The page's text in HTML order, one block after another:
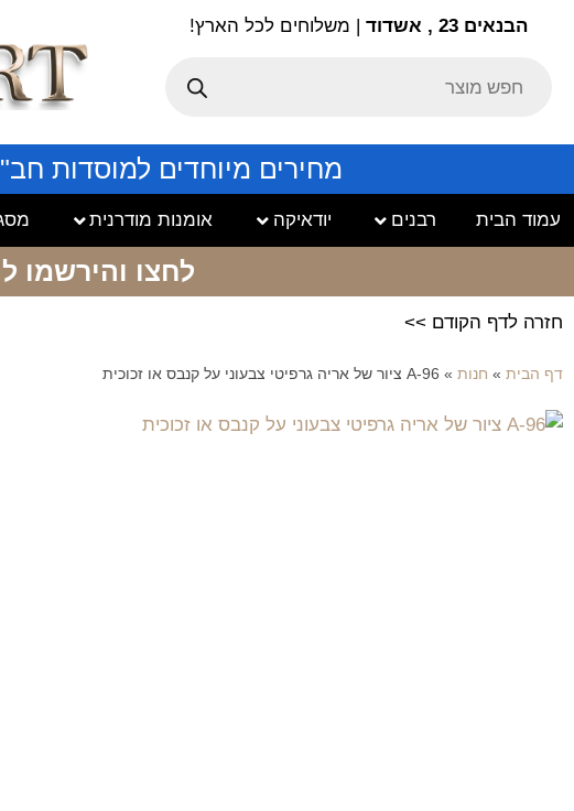
הבנאים 23 , אשדוד | משלוחים לכל הארץ!
מחירים מיוחדים למוסדות
עמוד הבית רבנים יודאיקה אומנות מודרנית
לחצו והירשמו
חזרה לדף הקודם >>
דף הבית » חנות » A-96 ציור של אריה גרפיטי צבעוני על קנבס או זכוכית